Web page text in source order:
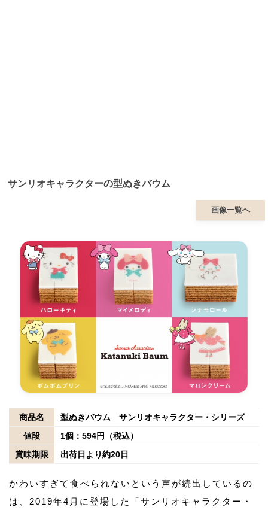
サンリオキャラクターの型ぬきバウム
画像一覧へ
商品名
型ぬきバウム サンリオキャラクター・シリーズ
値段
1個：594円（税込）
賞味期限
出荷日より約20日
かわいすぎて食べられないという声が続出しているの
は、2019年4月に登場した「サンリオキャラクター・